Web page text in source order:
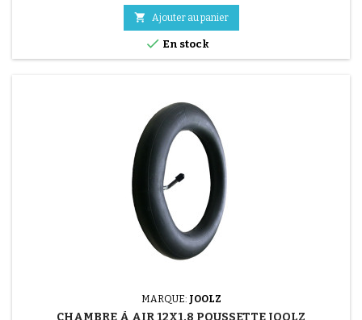
 Ajouter au panier
 En stock
MARQUE: JOOLZ